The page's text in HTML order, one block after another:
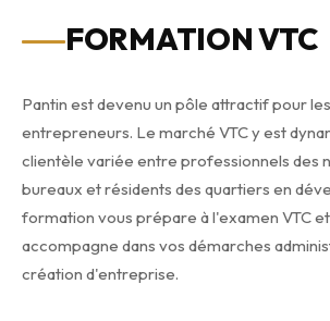
FORMATION VTC
Pantin est devenu un pôle attractif pour
entrepreneurs. Le marché VTC y est
clientèle variée entre professionnels des
bureaux et résidents des quartiers en
formation vous prépare à l'examen VTC
accompagne dans vos démarches
création d'entreprise.